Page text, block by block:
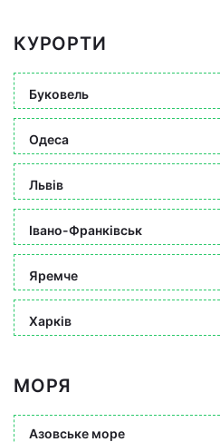
КУРОРТИ
Буковель
Одеса
Львів
Івано-Франківськ
Яремче
Харків
МОРЯ
Азовське море